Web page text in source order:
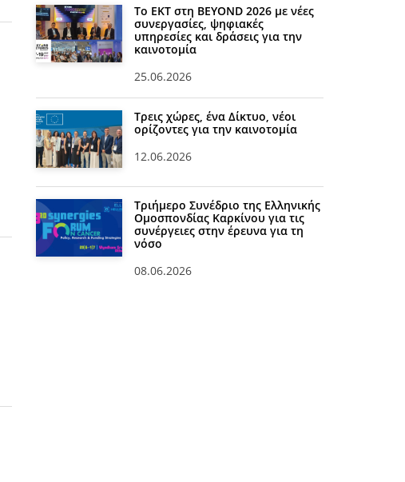
Το ΕΚΤ στη BEYOND 2026 με νέες
συνεργασίες, ψηφιακές
υπηρεσίες και δράσεις για την
καινοτομία
25.06.2026
Τρεις χώρες, ένα Δίκτυο, νέοι
ορίζοντες για την καινοτομία
12.06.2026
Τριήμερο Συνέδριο της Ελληνικής
Ομοσπονδίας Καρκίνου για τις
συνέργειες στην έρευνα για τη
νόσο
08.06.2026